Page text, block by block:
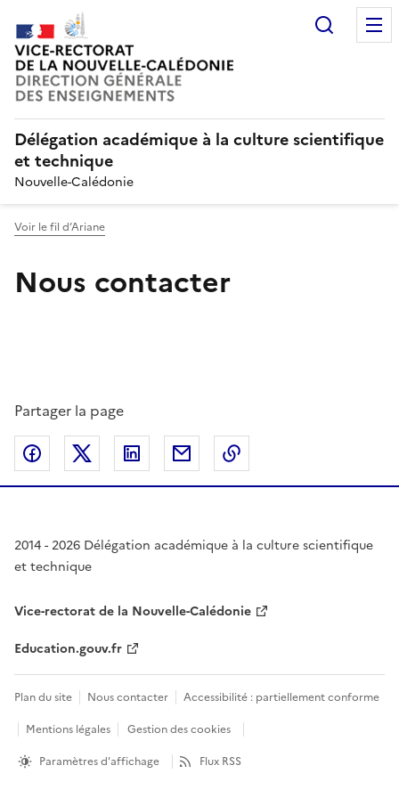
Délégation académique à la culture scientifique
et technique
Nouvelle-Calédonie
Voir le fil d’Ariane
Nous contacter
Partager la page
Partager sur Facebook
Partager sur Twitter
Partager sur LinkedIn
Partager par email
2014 - 2026 Délégation académique à la culture scientifique
et technique
Vice-rectorat de la Nouvelle-Calédonie
Education.gouv.fr
Plan du site Nous contacter
Accessibilité : partiellement conforme
Mentions légales
Gestion des cookies
Paramètres d'affichage
Flux RSS